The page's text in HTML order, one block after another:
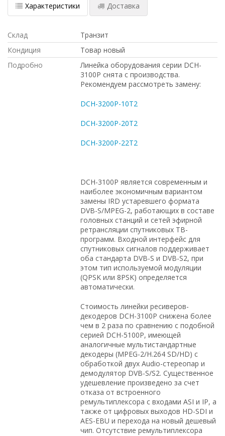
Характеристики Доставка
Склад
Транзит
Кондиция
Товар новый
Подробно
Линейка оборудования серии DCH-
3100P снята с производства.
Рекомендуем рассмотреть замену:
DCH-3200P-10T2
DCH-3200P-20T2
DCH-3200P-22T2
DCH-3100P является современным и
наиболее экономичным вариантом
замены IRD устаревшего формата
DVB-S/MPEG-2, работающих в составе
головных станций и сетей эфирной
ретрансляции спутниковых ТВ-
программ. Входной интерфейс для
спутниковых сигналов поддерживает
оба стандарта DVB-S и DVB-S2, при
этом тип используемой модуляции
(QPSK или 8PSK) определяется
автоматически.
Стоимость линейки ресиверов-
декодеров DCH-3100P снижена более
чем в 2 раза по сравнению с подобной
серией DCH-5100P, имеющей
аналогичные мультистандартные
декодеры (MPEG-2/H.264 SD/HD) с
обработкой двух Audio-стереопар и
демодулятор DVB-S/S2. Существенное
удешевление произведено за счет
отказа от встроенного
ремультиплексора с входами ASI и IP, а
также от цифровых выходов HD-SDI и
AES-EBU и перехода на новый дешевый
чип. Отсутствие ремультиплексора